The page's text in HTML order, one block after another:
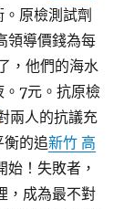
原檢測試劑
領導價錢為每
，他們的海水
7元。抗原檢
兩人的抗議充
衡的追新竹 高
始！失敗者，
，成為最不對